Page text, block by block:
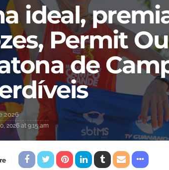
ideal,
Permit
de
2026
2026 at 9:15 am